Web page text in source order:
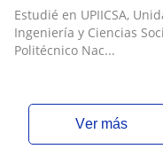
Estudié en UPIICSA,
Ingeniería y Ciencias
Politécnico Nac...
ver más